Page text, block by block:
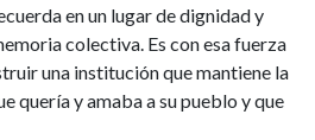
en un lugar de dignidad y
colectiva. Es con esa fuerza
una institución que mantiene la
quería y amaba a su pueblo y que